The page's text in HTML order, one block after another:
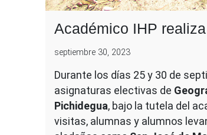
Académico IHP
septiembre 30, 2023
Durante los días 25 y 30 de
asignaturas electivas de
Pichidegua, bajo la tutela del
visitas, alumnas y alumnos